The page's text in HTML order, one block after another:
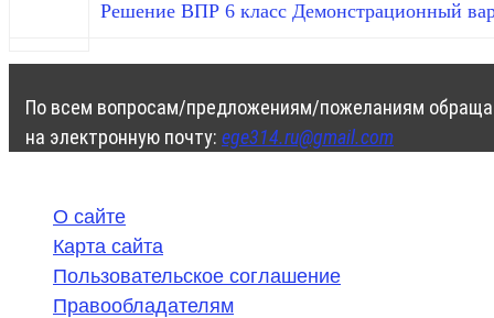
Решение ВПР 6 класс Демонстрационный
По всем вопросам/предложениям/пожеланиям
на электронную почту: ege314.ru@gmail.com
О сайте
Карта сайта
Пользовательское соглашение
Правообладателям